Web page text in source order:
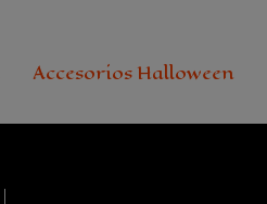
Accesorios Halloween